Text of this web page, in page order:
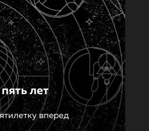
лет
вперед